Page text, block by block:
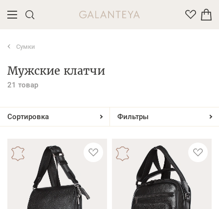
Введите название или артикул товара
Сумки
Мужские клатчи
21 товар
Сортировка Фильтры